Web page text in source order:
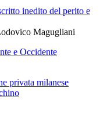
inedito del perito e
Magugliani
e Occidente
privata milanese